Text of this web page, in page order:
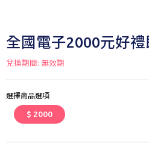
全國電子2000元好
兌換期間: 無效期
選擇商品選項
$ 2000